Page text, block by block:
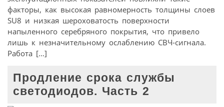
факторы, как высокая равномерность толщины слоев
SU8 и низкая шероховатость поверхности
напыленного серебряного покрытия, что привело
лишь к незначительному ослаблению СВЧ-сигнала.
Работа […]
Продление срока службы
светодиодов. Часть 2